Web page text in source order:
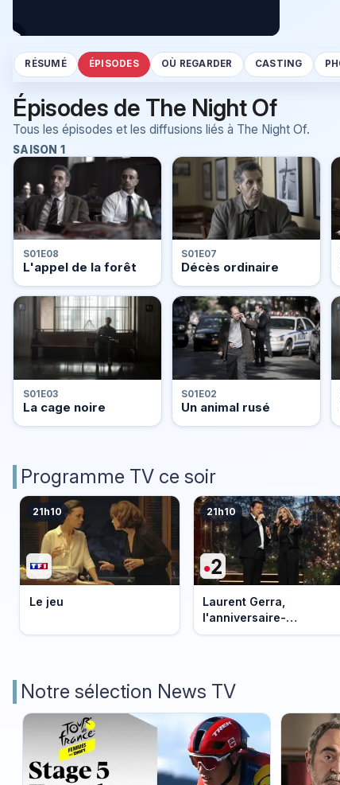
RÉSUMÉ ÉPISODES OÙ REGARDER CASTING
Épisodes de The Night Of
Tous les épisodes et les diffusions liés à The Night Of.
SAISON 1
S01E08
L'appel de la forêt
S01E07
Décès ordinaire
S01E03
La cage noire
S01E02
Un animal rusé
Programme TV ce soir
21h10
Le jeu
21h10
Laurent Gerra,
l'anniversaire-
événement
Notre sélection News TV